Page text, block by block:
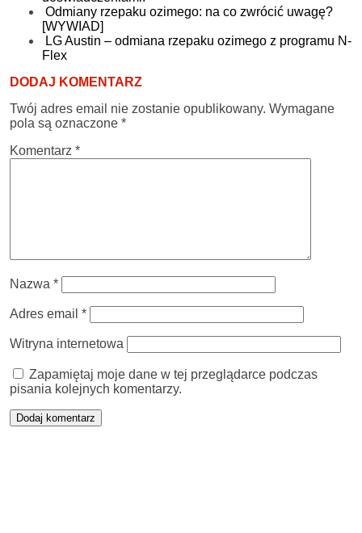
Odmiany rzepaku ozimego: na co zwrócić uwagę?
[WYWIAD]
LG Austin – odmiana rzepaku ozimego z programu N-
Flex
DODAJ KOMENTARZ
Twój adres email nie zostanie opublikowany. Wymagane
pola są oznaczone *
Komentarz *
Nazwa *
Adres email *
Witryna internetowa
Zapamiętaj moje dane w tej przeglądarce podczas
pisania kolejnych komentarzy.